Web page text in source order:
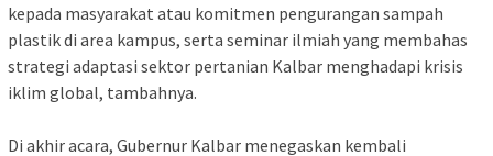
kepada masyarakat atau komitmen pengurangan sampah
plastik di area kampus, serta ​seminar ilmiah yang membahas
strategi adaptasi sektor pertanian Kalbar menghadapi krisis
iklim global, tambahnya.
​Di akhir acara, Gubernur Kalbar menegaskan kembali